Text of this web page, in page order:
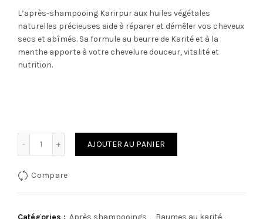
L’après-shampooing Karirpur aux huiles végétales
naturelles précieuses aide à réparer et démêler vos cheveux
secs et abîmés. Sa formule au beurre de Karité et à la
menthe apporte à votre chevelure douceur, vitalité et
nutrition.
AJOUTER AU PANIER
Compare
Catégories : Après shampooings , Baumes au karité ,